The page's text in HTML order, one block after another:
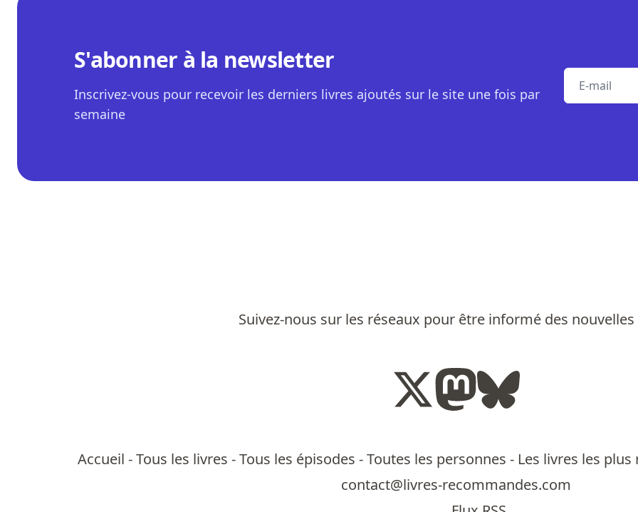
S'abonner à la newsletter
Inscrivez-vous pour recevoir les derniers livres ajoutés sur le site une fois par
semaine
E-mail
Suivez-nous sur les réseaux pour être informé des
Accueil -Tous les livres -Tous les épisodes -Toutes les personnes - Les livres les
contact@livres-recommandes.com